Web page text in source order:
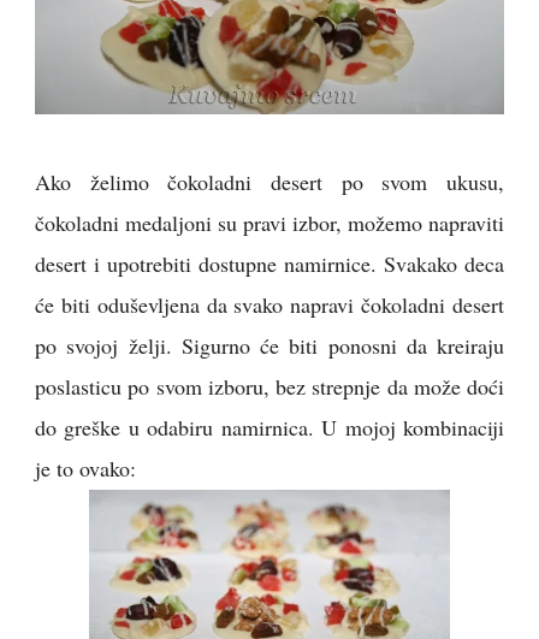
Ako želimo čokoladni desert po svom ukusu,
čokoladni medaljoni su pravi izbor, možemo napraviti
desert i upotrebiti dostupne namirnice. Svakako deca
će biti oduševljena da svako napravi čokoladni desert
po svojoj želji. Sigurno će biti ponosni da kreiraju
poslasticu po svom izboru, bez strepnje da može doći
do greške u odabiru namirnica. U mojoj kombinaciji
je to ovako: